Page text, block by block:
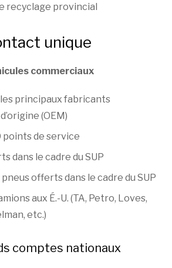
recyclage provincial
unique
commerciaux
principaux fabricants
(OEM)
points de service
dans le cadre du SUP
offerts dans le cadre du SUP
aux É.-U. (TA, Petro, Loves,
etc.)
comptes nationaux